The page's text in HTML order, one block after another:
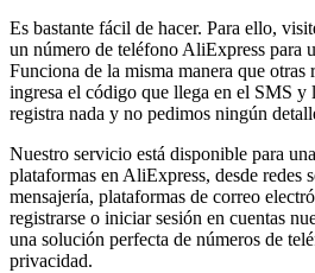
Es bastante fácil de hacer. Para ello,
un número de teléfono AliExpress para
Funciona de la misma manera que otras
ingresa el código que llega en el SMS y
registra nada y no pedimos ningún
Nuestro servicio está disponible para
plataformas en AliExpress, desde redes
mensajería, plataformas de correo
registrarse o iniciar sesión en cuentas
una solución perfecta de números de
privacidad.